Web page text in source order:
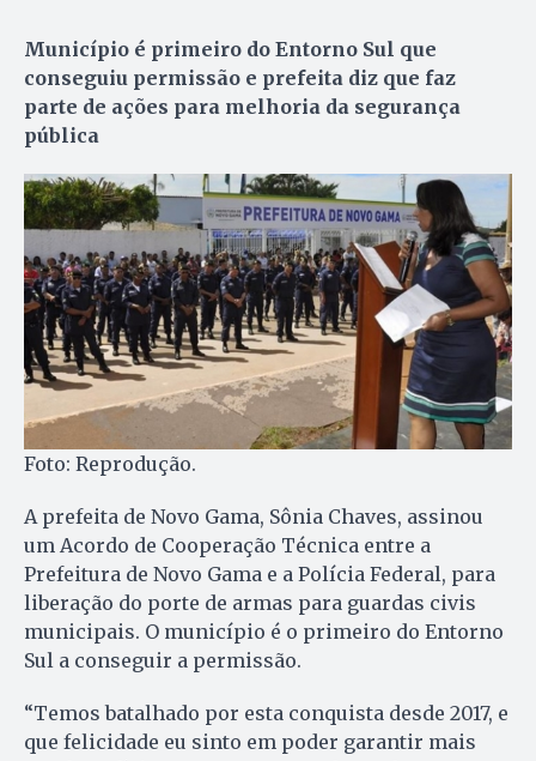
Município é primeiro do Entorno Sul que
conseguiu permissão e prefeita diz que faz
parte de ações para melhoria da segurança
pública
Foto: Reprodução.
A prefeita de Novo Gama, Sônia Chaves, assinou
um Acordo de Cooperação Técnica entre a
Prefeitura de Novo Gama e a Polícia Federal, para
liberação do porte de armas para guardas civis
municipais. O município é o primeiro do Entorno
Sul a conseguir a permissão.
“Temos batalhado por esta conquista desde 2017, e
que felicidade eu sinto em poder garantir mais